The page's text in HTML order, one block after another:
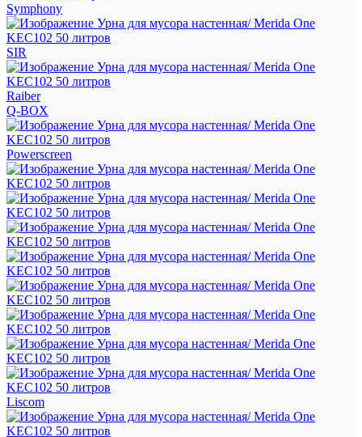
Symphony
SIR
Raiber
Q-BOX
Powerscreen
Liscom